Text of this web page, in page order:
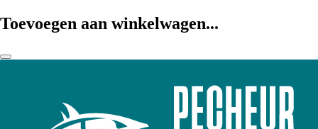
Toevoegen aan winkelwagen...